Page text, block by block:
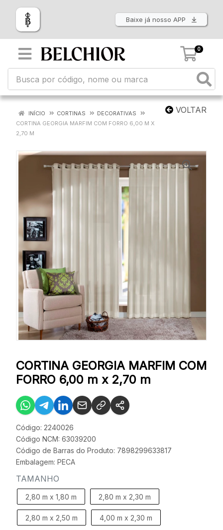
Baixe já nosso APP
0
VOLTAR
INÍCIO CORTINAS
DECORATIVAS
CORTINA GEORGIA MARFIM COM FORRO 6,00 M X
2,70 M
CORTINA GEORGIA MARFIM COM
FORRO 6,00 m x 2,70 m
Código: 2240026
Código NCM: 63039200
Código de Barras do Produto: 7898299633817
Embalagem: PECA
TAMANHO
2,80 m x 1,80 m 2,80 m x 2,30 m
2,80 m x 2,50 m 4,00 m x 2,30 m